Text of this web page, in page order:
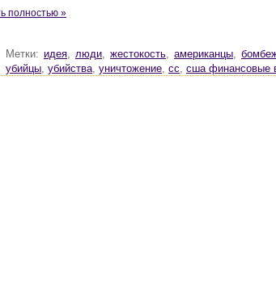
полностью »
Метки: идея, люди, жестокость, американцы,
убийцы, убийства, уничтожение, сс, сша финансовые